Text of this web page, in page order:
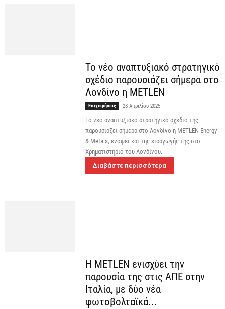
Το νέο αναπτυξιακό στρατηγικό
σχέδιο παρουσιάζει σήμερα στο
Λονδίνο η METLEN
Επιχειρήσεις 28 Απριλίου 2025
Το νέο αναπτυξιακό στρατηγικό σχέδιό της
παρουσιάζει σήμερα στο Λονδίνο η METLEN Energy
& Metals, ενόψει και της εισαγωγής της στο
Χρηματιστήριο του Λονδίνου.
Διαβάστε περισσότερα
Η METLEN ενισχύει την
παρουσία της στις ΑΠΕ στην
Ιταλία, με δύο νέα
φωτοβολταϊκά...